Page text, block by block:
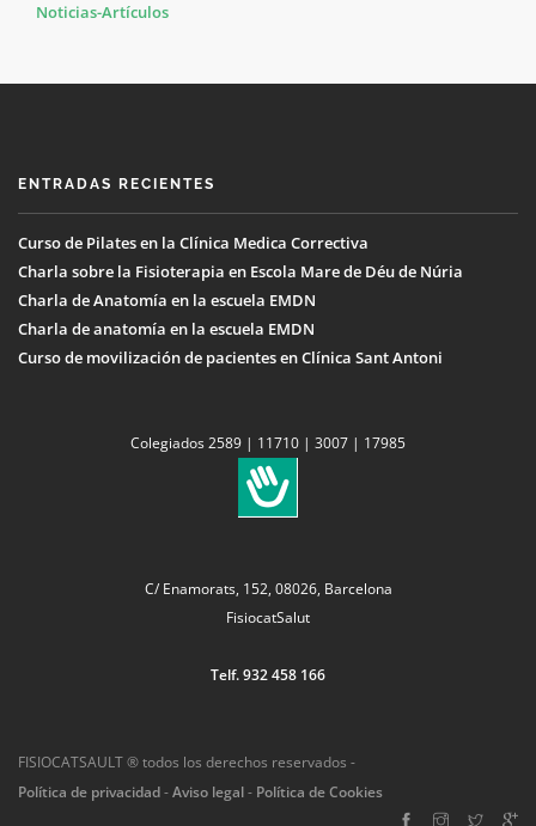
Noticias-Artículos
ENTRADAS RECIENTES
Curso de Pilates en la Clínica Medica Correctiva
Charla sobre la Fisioterapia en Escola Mare de Déu de Núria
Charla de Anatomía en la escuela EMDN
Charla de anatomía en la escuela EMDN
Curso de movilización de pacientes en Clínica Sant Antoni
Colegiados 2589 | 11710 | 3007 | 17985
C/ Enamorats, 152, 08026, Barcelona
FisiocatSalut
Telf. 932 458 166
FISIOCATSAULT ® todos los derechos reservados -
Política de privacidad-Aviso legal- Política de Cookies